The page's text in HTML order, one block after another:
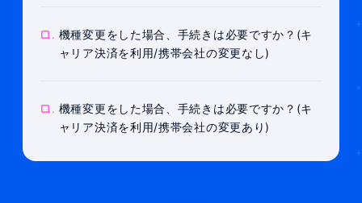
Q. 機種変更をした場合、手続きは必要ですか？(キ
ャリア決済を利用/携帯会社の変更なし)
Q. 機種変更をした場合、手続きは必要ですか？(キ
ャリア決済を利用/携帯会社の変更あり)